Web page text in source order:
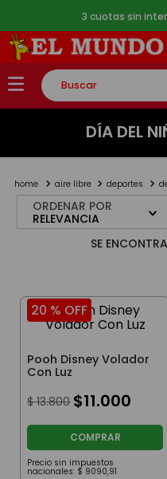
3 cuotas sin
Buscar
TÉRMINOS MÁS BUSCADOS
3.
peluche
4.
monopatin
DÍA DEL
aire libre deportes
ORDENAR POR
RELEVANCIA
20 % OFF
Pooh Disney Volador
Con Luz
$ 13.800 $11.000
COMPRAR
Precio sin impuestos
nacionales: $ 9090,91